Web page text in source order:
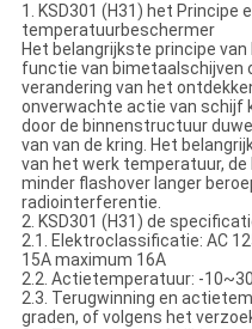
1. KSD301 (H31) het Principe
temperatuurbeschermer
Het belangrijkste principe
functie van bimetaalschijven
verandering van het
onverwachte actie van schijf
door de binnenstructuur
van van de kring. Het
van het werk temperatuur,
minder flashover langer
radiointerferentie.
2. KSD301 (H31) de
2.1. Elektroclassificatie: AC
15A maximum 16A
2.2. Actietemperatuur: -
2.3. Terugwinning en
graden, of volgens het